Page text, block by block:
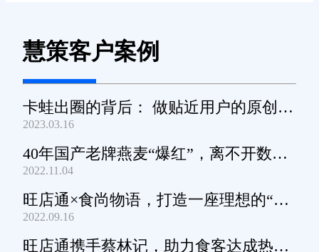
约个免费试用，体验过再决定，
福州库存管理系统哪家强?
答案已经很明显了——选对工
具，省心赚钱，从旺店通开始!
免责声明：本网站尽可能确保发布信息的准确性与可靠性，但不能
保证其完全无误，请您在阅读本网站内容时自行判断真实性，本网
容，包括但不限于文字、图片、标识、广告、商标、域名等，除特
慧策客户案例
卡蛙出圈的背后： 做贴近用户的原创小
家电
2023.03.16
40年国产老牌燕麦“爆红”，离不开数字
化工具的支撑
2022.11.04
旺店通×食尚物语，打造一座理想的“零
食王国”
2022.09.16
旺店通携手蔡林记，助力食客达成热干